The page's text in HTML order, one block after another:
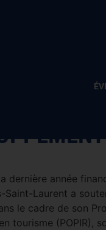
dernière année
Saint-Laurent a
le cadre de son
tourisme (POPIR),